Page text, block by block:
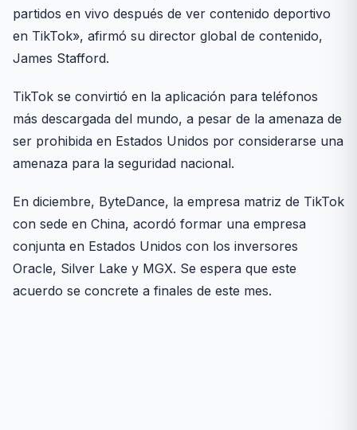
partidos en vivo después de ver contenido deportivo
en TikTok», afirmó su director global de contenido,
James Stafford.
TikTok se convirtió en la aplicación para teléfonos
más descargada del mundo, a pesar de la amenaza de
ser prohibida en Estados Unidos por considerarse una
amenaza para la seguridad nacional.
En diciembre, ByteDance, la empresa matriz de TikTok
con sede en China, acordó formar una empresa
conjunta en Estados Unidos con los inversores
Oracle, Silver Lake y MGX. Se espera que este
acuerdo se concrete a finales de este mes.